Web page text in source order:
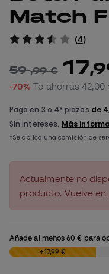
Match
(4)
59,99 € 17,
-70% Te ahorras42,00
Actualmente no
producto. Vuelve en
Añade al menos60 € para
0,00 € +17,99 €